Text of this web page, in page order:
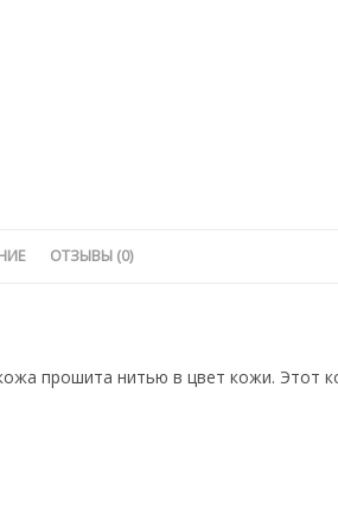
ОТЗЫВЫ (0)
прошита нитью в цвет кожи. Этот